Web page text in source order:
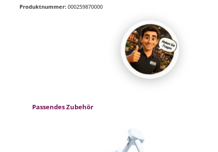
Produktnummer: 000259870000
Produktgalerie überspringen
Passendes Zubehör